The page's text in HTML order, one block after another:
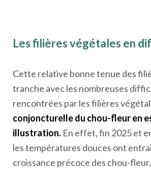
Les filières végétales en
Cette relative bonne tenue des
tranche avec les nombreuses
rencontrées par les filières
conjoncturelle du chou-fleur en
illustration. En effet, fin 2025 et
les températures douces ont
croissance précoce des chou-